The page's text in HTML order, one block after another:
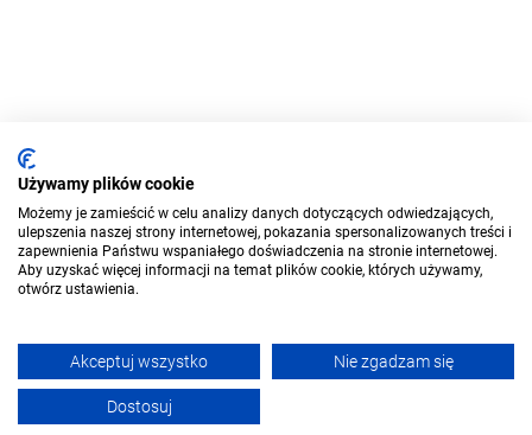
Używamy plików cookie
Możemy je zamieścić w celu analizy danych dotyczących odwiedzających,
ulepszenia naszej strony internetowej, pokazania spersonalizowanych treści i
zapewnienia Państwu wspaniałego doświadczenia na stronie internetowej.
Aby uzyskać więcej informacji na temat plików cookie, których używamy,
otwórz ustawienia.
Akceptuj wszystko Nie zgadzam się
Dostosuj